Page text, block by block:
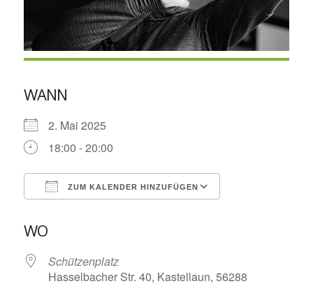
WANN
2. Mai 2025
18:00 - 20:00
ZUM KALENDER HINZUFÜGEN
WO
Schützenplatz
Hasselbacher Str. 40, Kastellaun, 56288